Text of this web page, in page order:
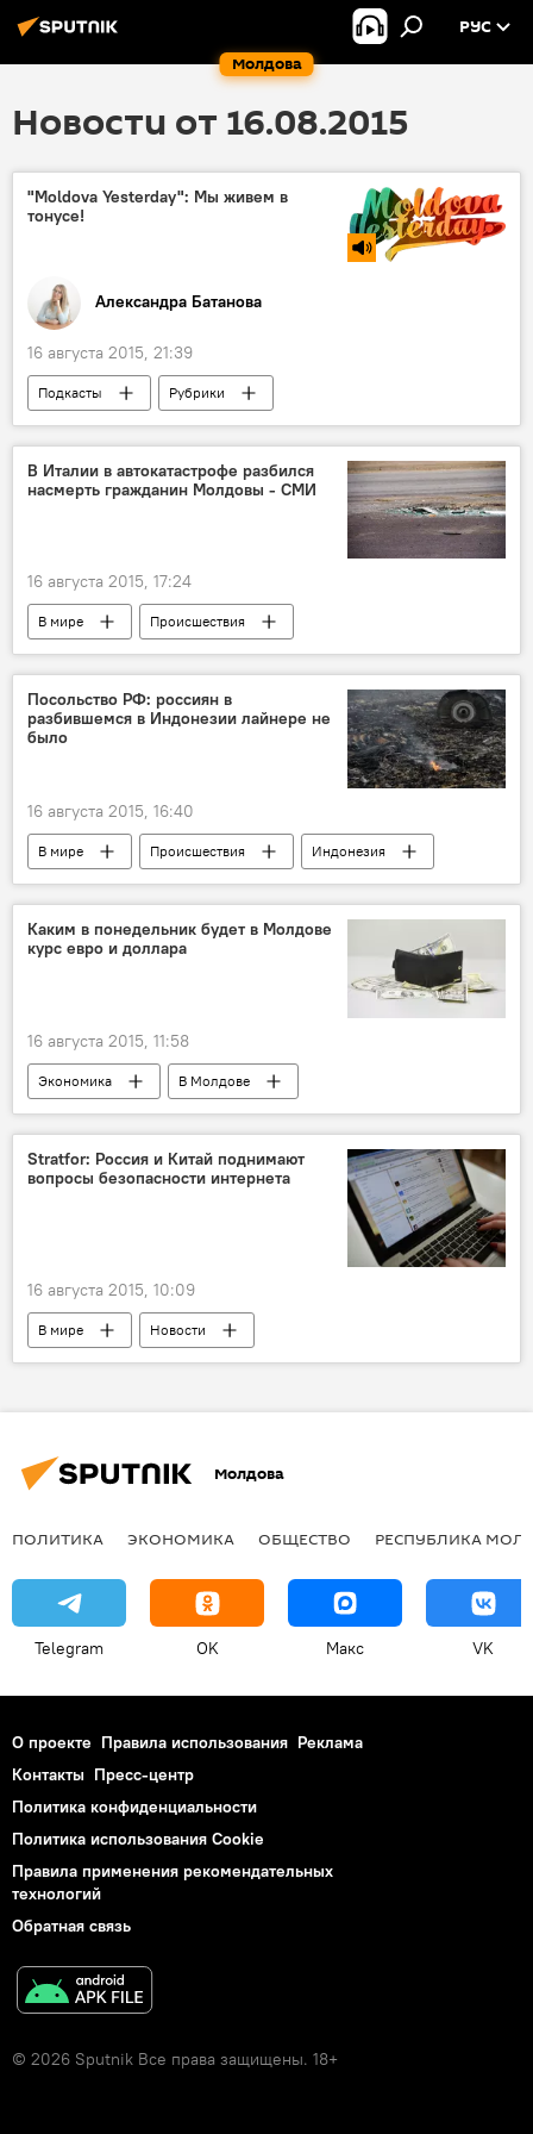
Молдова
РУС
Новости от 16.08.2015
"Moldova Yesterday": Мы живем в
тонусе!
Александра Батанова
16 августа 2015, 21:39
Подкасты
Рубрики
Молодёжь Молдовы
В Италии в автокатастрофе разбился
насмерть гражданин Молдовы - СМИ
16 августа 2015, 17:24
В мире Происшествия
Посольство РФ: россиян в
разбившемся в Индонезии лайнере не
было
16 августа 2015, 16:40
В мире Происшествия
Индонезия
самолет
авиакатастрофа
Каким в понедельник будет в Молдове
курс евро и доллара
16 августа 2015, 11:58
Экономика
В Молдове
Республика Молдова
курс валют
лей
доллар
Stratfor: Россия и Китай поднимают
вопросы безопасности интернета
16 августа 2015, 10:09
В мире
Новости
Наука и технологии
Интернет
Молдова
ПОЛИТИКА ЭКОНОМИКА ОБЩЕСТВО РЕСПУБЛИКА
Telegram OK Макс VK
О проекте Правила использования Реклама
Контакты Пресс-центр
Политика конфиденциальности
Политика использования Cookie
Правила применения рекомендательных
технологий
Обратная связь
© 2026 Sputnik Все права защищены. 18+